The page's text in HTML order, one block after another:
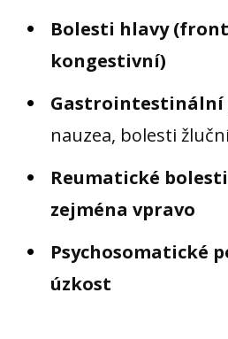
Bolesti hlavy
kongestivní)
Gastrointestinální
nauzea, bolesti
Reumatické
zejména vpravo
Psychosomatické
úzkost